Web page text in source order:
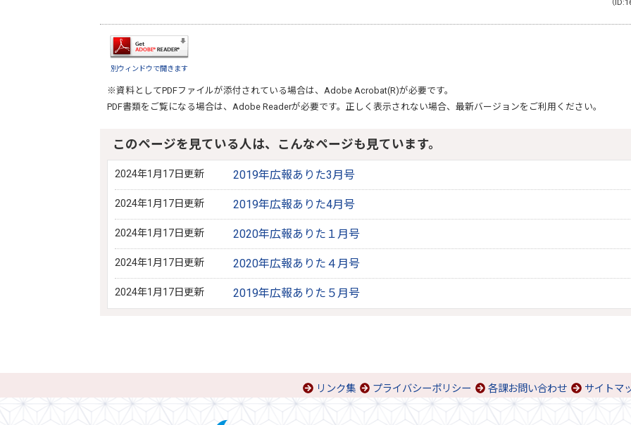
（
別ウィンドウで開きます
※資料としてPDFファイルが添付されている場合は、 Adobe Acrobat(R)が必要です。
PDF書類をご覧になる場合は、 Adobe Readerが必要です。正しく表示されない場合、最新バージョンをご利用ください。
このページを見ている人は、こんなページも見ています。
2024年1月17日更新 2019年広報ありた3月号
2024年1月17日更新 2019年広報ありた4月号
2024年1月17日更新 2020年広報ありた１月号
2024年1月17日更新 2020年広報ありた４月号
2024年1月17日更新 2019年広報ありた５月号
リンク集 プライバシーポリシー 各課お問い合わせ サイトマ